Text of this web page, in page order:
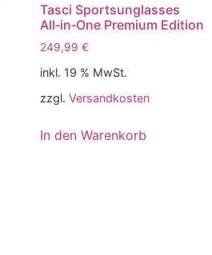
Tasci Sportsunglasses
All‑in‑One Premium Edition
249,99 €
inkl. 19 % MwSt.
zzgl. Versandkosten
In den Warenkorb